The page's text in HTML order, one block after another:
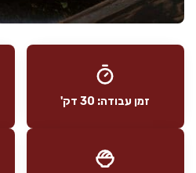
זמן עבודה: 30 דק'